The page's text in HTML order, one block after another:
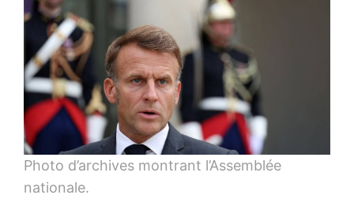
Photo d’archives montrant l’Assemblée
nationale.